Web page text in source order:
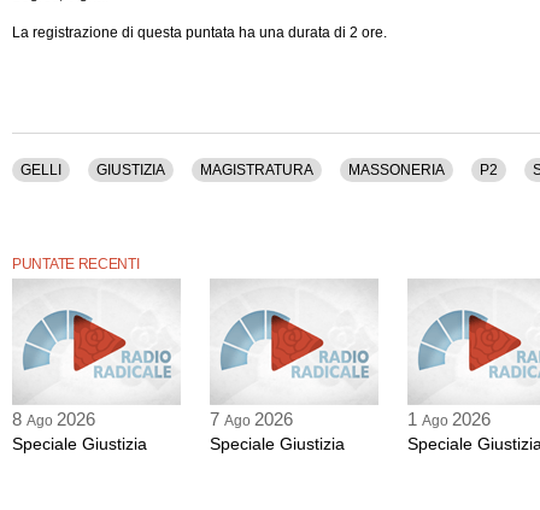
La registrazione di questa puntata ha una durata di 2 ore.
GELLI GIUSTIZIA MAGISTRATURA MASSONERIA P2
PUNTATE RECENTI
8 Ago 2026
Speciale Giustizia
7 Ago 2026
Speciale Giustizia
1 Ago 2026
Speciale